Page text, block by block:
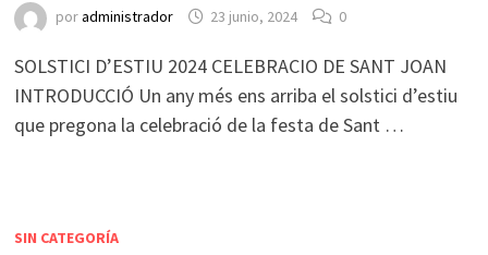
poradministrador 23 junio, 2024 0
SOLSTICI D’ESTIU 2024 CELEBRACIO DE SANT JOAN
INTRODUCCIÓ Un any més ens arriba el solstici d’estiu
que pregona la celebració de la festa de Sant …
SIN CATEGORÍA